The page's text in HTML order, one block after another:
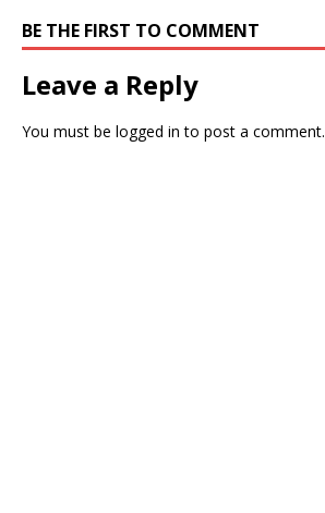
BE THE FIRST TO COMMENT
Leave a Reply
You must be logged in to post a comment.